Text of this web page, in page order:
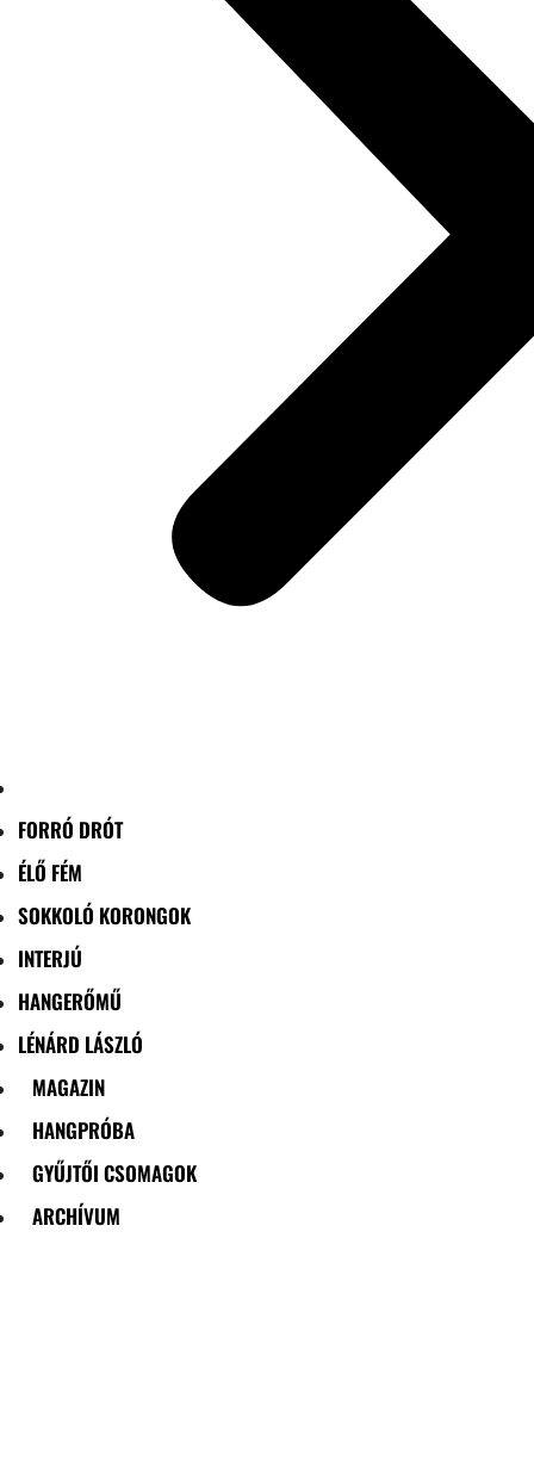
FORRÓ DRÓT
ÉLŐ FÉM
SOKKOLÓ KORONGOK
INTERJÚ
HANGERŐMŰ
LÉNÁRD LÁSZLÓ
MAGAZIN
HANGPRÓBA
GYŰJTŐI CSOMAGOK
ARCHÍVUM